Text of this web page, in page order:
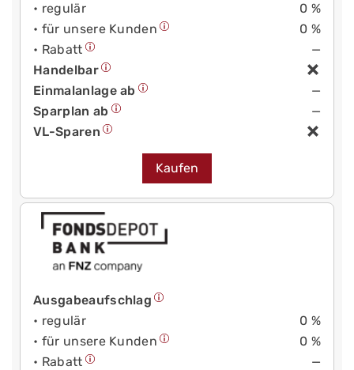
• regulär
0 %
• für unsere Kunden
0 %
• Rabatt
—
Handelbar
Einmalanlage ab
—
Sparplan ab
—
VL-Sparen
Kaufen
Ausgabeaufschlag
• regulär
0 %
• für unsere Kunden
0 %
• Rabatt
—